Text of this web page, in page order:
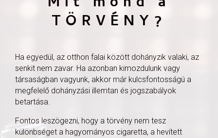
szem előtt.
Munkahelyi ltözet
környezetet és a pozíciónkat. A dress code
munkahelyenként eltér, ezért, ha bizonytalanok lennénk
az elvárt öltözettel kapcsolatban, mindenképpen
forduljunk a felettesünkhöz vagy a személyzeti
osztályhoz.
Nem kapunk az élettől második lehetőséget arra, hogy
jó első benyomást tegyünk. A
TÖRVÉNY?
Ha egyedül, az otthon falai között dohányzik valaki, az
senkit nem zavar. Ha azonban kimozdulunk vagy
társaságban vagyunk, akkor már kulcsfontosságú a
megfelelő dohányzási illemtan és jogszabályok
betartása.
Fontos leszögezni, hogy a törvény nem tesz
különbséget a hagyományos cigaretta, a hevített